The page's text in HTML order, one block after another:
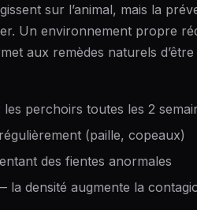
sur l’animal, mais la
Un environnement propre
aux remèdes naturels
perchoirs toutes les 2
(paille, copeaux)
des fientes anormales
la densité augmente la